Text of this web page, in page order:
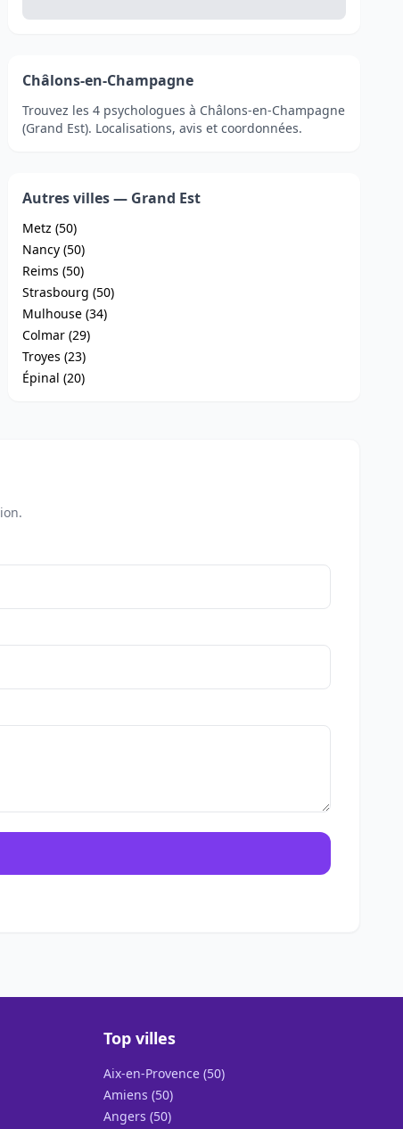
Châlons-en-Champagne
Trouvez les 4 psychologues à Châlons-en-Champagne
(Grand Est). Localisations, avis et coordonnées.
Autres villes — Grand Est
Metz (50)
Nancy (50)
Reims (50)
Strasbourg (50)
Mulhouse (34)
Colmar (29)
Troyes (23)
Épinal (20)
Top villes
Aix-en-Provence (50)
Amiens (50)
Angers (50)